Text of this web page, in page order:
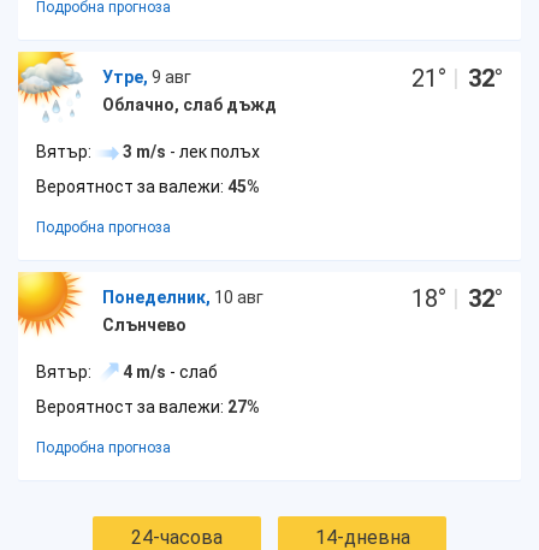
Подробна прогноза
Утре, 9 авг
Облачно, слаб дъжд
21 ° | 32°
Вятър: 3 m/s - лек полъх
Вероятност за валежи: 45%
Подробна прогноза
Понеделник, 10 авг
Слънчево
18° | 32°
Вятър: 4 m/s - слаб
Вероятност за валежи: 27%
Подробна прогноза
24-часова 14-дневна